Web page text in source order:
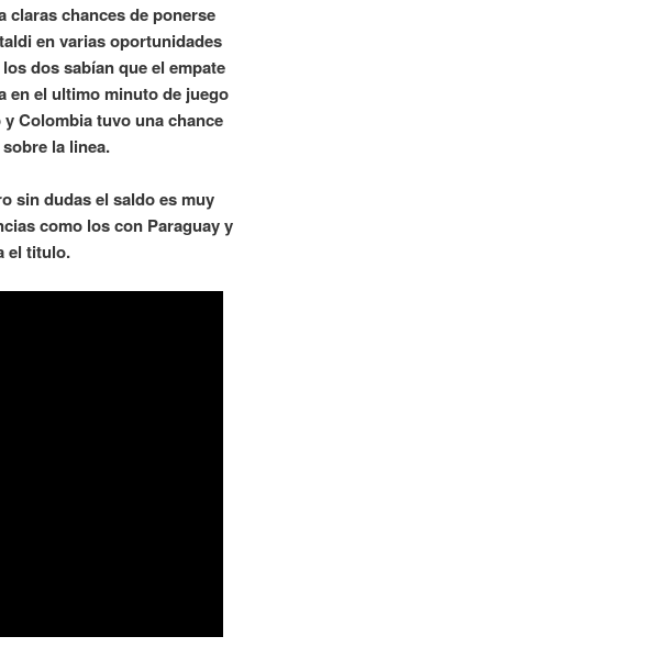
claras chances de ponerse
en varias oportunidades
dos sabían que el empate
en el ultimo minuto de juego
Colombia tuvo una chance
la linea.
sin dudas el saldo es muy
como los con Paraguay y
el titulo.